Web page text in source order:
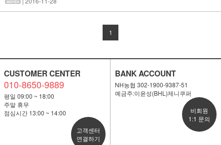
1
CUSTOMER CENTER
010-8650-9889
평일 09:00 ~ 18:00
주말 휴무
점심시간 13:00 ~ 14:00
고객센터
연결하기
BANK ACCOUNT
NH농협 302-1900-9387-51
예금주:이윤성(BHL)제니쿠퍼
비회원
1:1 문의